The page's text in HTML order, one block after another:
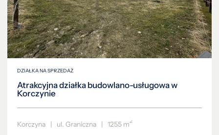
DZIAŁKA NA SPRZEDAŻ
Atrakcyjna działka budowlano-usługowa w
Korczynie
Korczyna | ul. Graniczna | 1255 m2